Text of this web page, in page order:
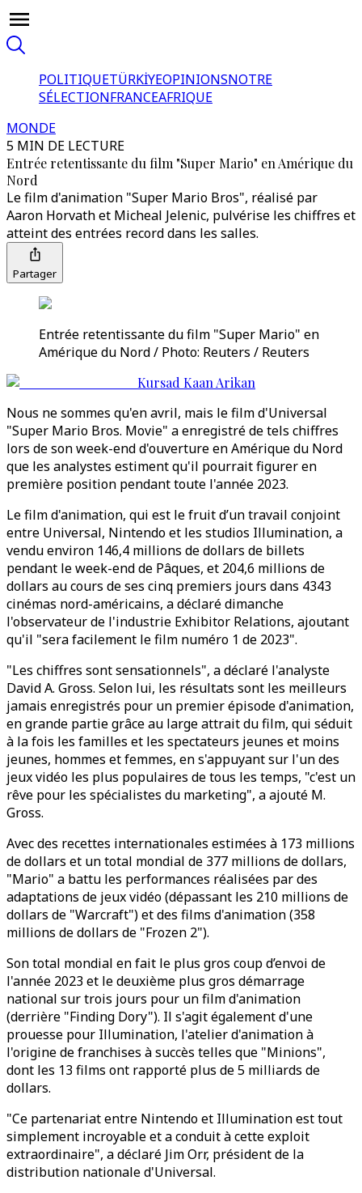
POLITIQUETÜRKİYEOPINIONSNOTRE
SÉLECTIONFRANCEAFRIQUE
MONDE
5 MIN DE LECTURE
Entrée retentissante du film "Super Mario" en Amérique du
Nord
Le film d'animation "Super Mario Bros", réalisé par
Aaron Horvath et Micheal Jelenic, pulvérise les chiffres et
atteint des entrées record dans les salles.
Partager
Entrée retentissante du film "Super Mario" en
Amérique du Nord / Photo: Reuters / Reuters
Kursad Kaan Arikan
Nous ne sommes qu'en avril, mais le film d'Universal
"Super Mario Bros. Movie" a enregistré de tels chiffres
lors de son week-end d'ouverture en Amérique du Nord
que les analystes estiment qu'il pourrait figurer en
première position pendant toute l'année 2023.
Le film d'animation, qui est le fruit d’un travail conjoint
entre Universal, Nintendo et les studios Illumination, a
vendu environ 146,4 millions de dollars de billets
pendant le week-end de Pâques, et 204,6 millions de
dollars au cours de ses cinq premiers jours dans 4343
cinémas nord-américains, a déclaré dimanche
l'observateur de l'industrie Exhibitor Relations, ajoutant
qu'il "sera facilement le film numéro 1 de 2023".
"Les chiffres sont sensationnels", a déclaré l'analyste
David A. Gross. Selon lui, les résultats sont les meilleurs
jamais enregistrés pour un premier épisode d'animation,
en grande partie grâce au large attrait du film, qui séduit
à la fois les familles et les spectateurs jeunes et moins
jeunes, hommes et femmes, en s'appuyant sur l'un des
jeux vidéo les plus populaires de tous les temps, "c'est un
rêve pour les spécialistes du marketing", a ajouté M.
Gross.
Avec des recettes internationales estimées à 173 millions
de dollars et un total mondial de 377 millions de dollars,
"Mario" a battu les performances réalisées par des
adaptations de jeux vidéo (dépassant les 210 millions de
dollars de "Warcraft") et des films d'animation (358
millions de dollars de "Frozen 2").
Son total mondial en fait le plus gros coup d’envoi de
l'année 2023 et le deuxième plus gros démarrage
national sur trois jours pour un film d'animation
(derrière "Finding Dory"). Il s'agit également d'une
prouesse pour Illumination, l'atelier d'animation à
l'origine de franchises à succès telles que "Minions",
dont les 13 films ont rapporté plus de 5 milliards de
dollars.
"Ce partenariat entre Nintendo et Illumination est tout
simplement incroyable et a conduit à cette exploit
extraordinaire", a déclaré Jim Orr, président de la
distribution nationale d'Universal.